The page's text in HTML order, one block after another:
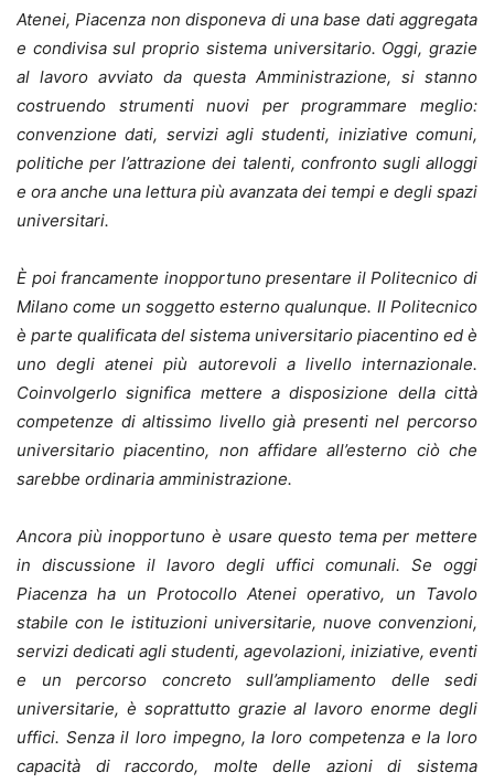
Atenei, Piacenza non disponeva di una base dati aggregata
e condivisa sul proprio sistema universitario. Oggi, grazie
al lavoro avviato da questa Amministrazione, si stanno
costruendo strumenti nuovi per programmare meglio:
convenzione dati, servizi agli studenti, iniziative comuni,
politiche per l’attrazione dei talenti, confronto sugli alloggi
e ora anche una lettura più avanzata dei tempi e degli spazi
universitari.
È poi francamente inopportuno presentare il Politecnico di
Milano come un soggetto esterno qualunque. Il Politecnico
è parte qualificata del sistema universitario piacentino ed è
uno degli atenei più autorevoli a livello internazionale.
Coinvolgerlo significa mettere a disposizione della città
competenze di altissimo livello già presenti nel percorso
universitario piacentino, non affidare all’esterno ciò che
sarebbe ordinaria amministrazione.
Ancora più inopportuno è usare questo tema per mettere
in discussione il lavoro degli uffici comunali. Se oggi
Piacenza ha un Protocollo Atenei operativo, un Tavolo
stabile con le istituzioni universitarie, nuove convenzioni,
servizi dedicati agli studenti, agevolazioni, iniziative, eventi
e un percorso concreto sull’ampliamento delle sedi
universitarie, è soprattutto grazie al lavoro enorme degli
uffici. Senza il loro impegno, la loro competenza e la loro
capacità di raccordo, molte delle azioni di sistema